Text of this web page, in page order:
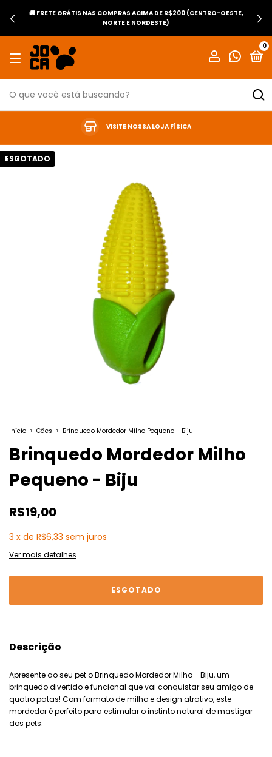
🚚 FRETE GRÁTIS NAS COMPRAS ACIMA DE R$200 (CENTRO-OESTE,
NORTE E NORDESTE)
0
VISITE NOSSA LOJA FÍSICA
ESGOTADO
Início > Cães > Brinquedo Mordedor Milho Pequeno - Biju
Brinquedo Mordedor Milho
Pequeno - Biju
R$19,00
3 x de R$6,33 sem juros
Ver mais detalhes
Descrição
Apresente ao seu pet o Brinquedo Mordedor Milho - Biju, um
brinquedo divertido e funcional que vai conquistar seu amigo de
quatro patas! Com formato de milho e design atrativo, este
mordedor é perfeito para estimular o instinto natural de mastigar
dos pets.